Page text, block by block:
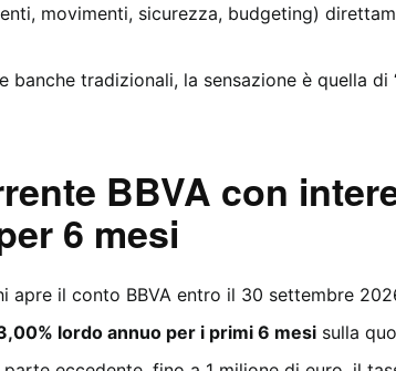
movimenti, sicurezza, budgeting)
banche tradizionali, la sensazione è quella di
BBVA con
6 mesi
apre il conto BBVA entro il 30 settembre
lordo annuo per i primi 6 mesi sulla